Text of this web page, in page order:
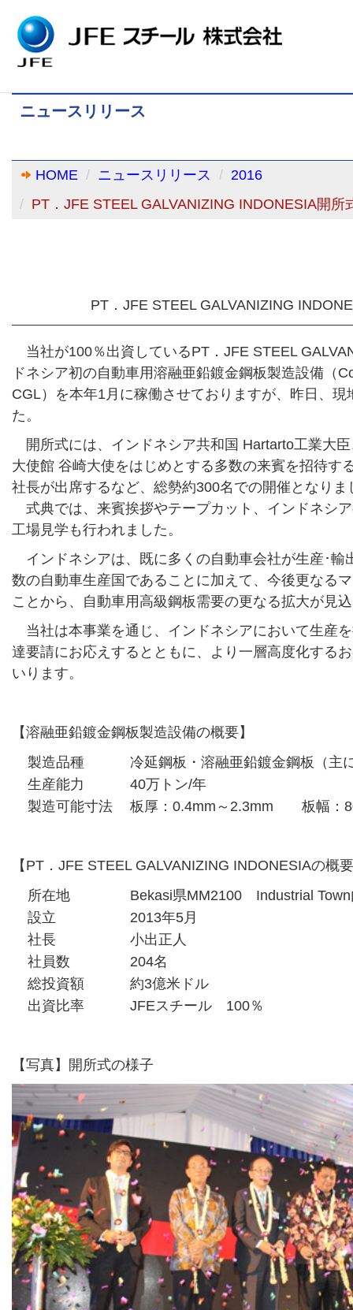
ニュースリリース
HOME ニュースリリース
2016
PT．JFE STEEL GALVANIZING INDONESIA開所
PT．JFE STEEL GALVANIZING
当社が100％出資しているPT．JFE STEEL
ドネシア初の自動車用溶融亜鉛鍍金鋼板製造設備（
CGL）を本年1月に稼働させておりますが、昨日、
た。
開所式には、インドネシア共和国 Hartarto工業大
大使館 谷崎大使をはじめとする多数の来賓を招待す
社長が出席するなど、総勢約300名での開催となりま
式典では、来賓挨拶やテープカット、インドネシ
工場見学も行われました。
インドネシアは、既に多くの自動車会社が生産･輸
数の自動車生産国であることに加えて、今後更なる
ことから、自動車用高級鋼板需要の更なる拡大が見
当社は本事業を通じ、インドネシアにおいて生産
達要請にお応えするとともに、より一層高度化する
いります。
【溶融亜鉛鍍金鋼板製造設備の概要】
製造品種
冷延鋼板・溶融亜鉛鍍金鋼板（主
生産能力
40万トン/年
製造可能寸法
板厚：0.4mm～2.3mm 板幅：
【PT．JFE STEEL GALVANIZING INDONESIAの概
所在地
Bekasi県MM2100 Industrial Town
設立
2013年5月
社長
小出正人
社員数
204名
総投資額
約3億米ドル
出資比率
JFEスチール 100％
【写真】開所式の様子